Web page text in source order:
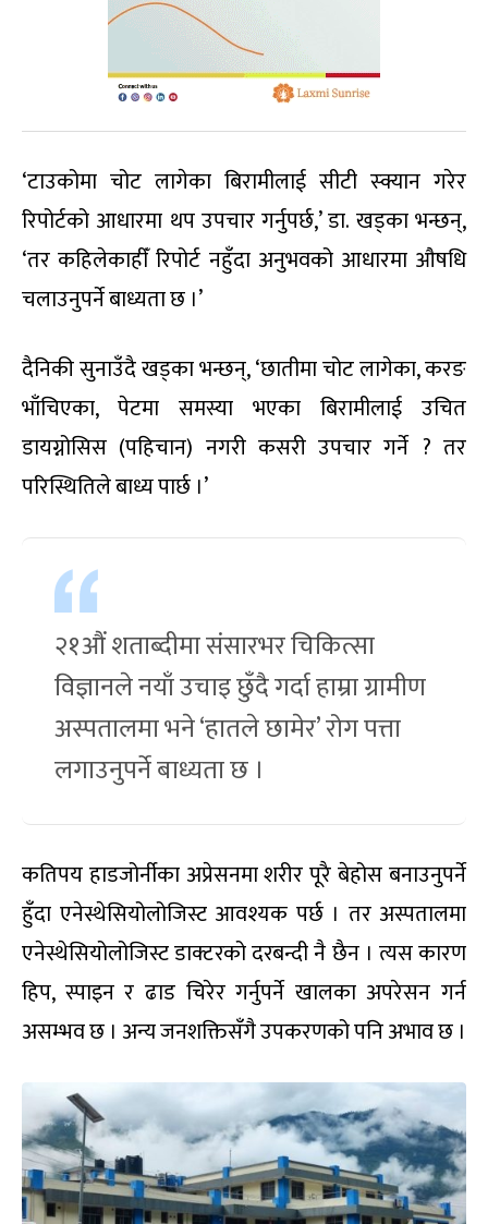
‘टाउकोमा चोट लागेका बिरामीलाई सीटी स्क्यान गरेर
रिपोर्टको आधारमा थप उपचार गर्नुपर्छ,’ डा. खड्का भन्छन्,
‘तर कहिलेकाहीँ रिपोर्ट नहुँदा अनुभवको आधारमा औषधि
चलाउनुपर्ने बाध्यता छ ।’
दैनिकी सुनाउँदै खड्का भन्छन्, ‘छातीमा चोट लागेका, करङ
भाँचिएका, पेटमा समस्या भएका बिरामीलाई उचित
डायग्नोसिस (पहिचान) नगरी कसरी उपचार गर्ने ? तर
परिस्थितिले बाध्य पार्छ ।’
२१औं शताब्दीमा संसारभर चिकित्सा
विज्ञानले नयाँ उचाइ छुँदै गर्दा हाम्रा ग्रामीण
अस्पतालमा भने ‘हातले छामेर’ रोग पत्ता
लगाउनुपर्ने बाध्यता छ ।
कतिपय हाडजोर्नीका अप्रेसनमा शरीर पूरै बेहोस बनाउनुपर्ने
हुँदा एनेस्थेसियोलोजिस्ट आवश्यक पर्छ । तर अस्पतालमा
एनेस्थेसियोलोजिस्ट डाक्टरको दरबन्दी नै छैन । त्यस कारण
हिप, स्पाइन र ढाड चिरेर गर्नुपर्ने खालका अपरेसन गर्न
असम्भव छ । अन्य जनशक्तिसँगै उपकरणको पनि अभाव छ ।